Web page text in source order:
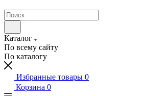
Каталог
По всему сайту
По каталогу
Избранные товары 0
Корзина 0